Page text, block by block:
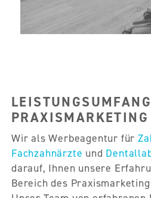
PRAXISMARKETING
Wir als Werbeagentur für
Fachzahnärzte und
darauf, Ihnen unsere
Bereich des